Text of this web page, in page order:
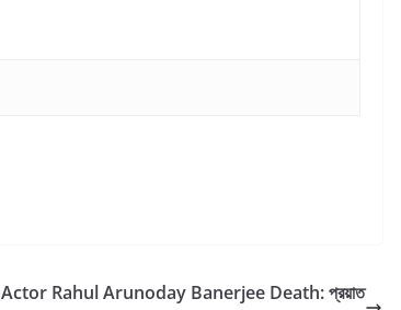
Actor Rahul Arunoday Banerjee Death: প্রয়াত